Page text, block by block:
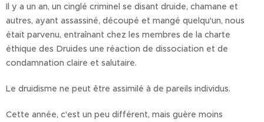
Il y a un an, un cinglé criminel se disant druide, chamane et
autres, ayant assassiné, découpé et mangé quelqu'un, nous
était parvenu, entraînant chez les membres de la charte
éthique des Druides une réaction de dissociation et de
condamnation claire et salutaire.
Le druidisme ne peut être assimilé à de pareils individus.
Cette année, c'est un peu différent, mais guère moins